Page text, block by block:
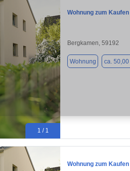
1 / 1
Wohnung zum
Bergkamen, 59192
Wohnung ca. 50,00
Wohnung zum